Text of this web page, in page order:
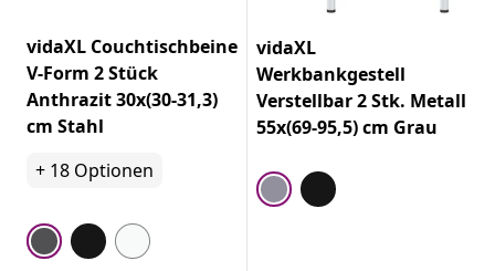
vidaXL Couchtischbeine
V-Form 2 Stück
Anthrazit 30x(30-31,3)
cm Stahl
+ 18 Optionen
vidaXL
Werkbankgestell
Verstellbar 2 Stk. Metall
55x(69-95,5) cm Grau